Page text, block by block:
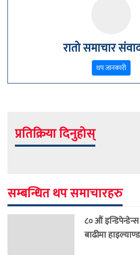
रातो समाचार
थप जानकारी
प्रतिक्रिया दिनुहोस्
सम्बन्धित थप समाचारहरु
८० औं
बाढीमा